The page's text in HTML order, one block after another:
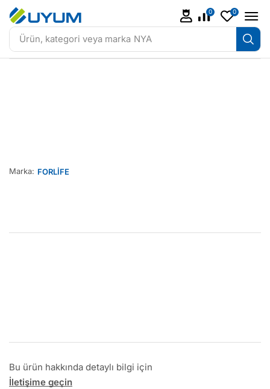
Ürün, kategori veya marka NYA
0 0
Marka: FORLİFE
Bu ürün hakkında detaylı bilgi için
İletişime geçin